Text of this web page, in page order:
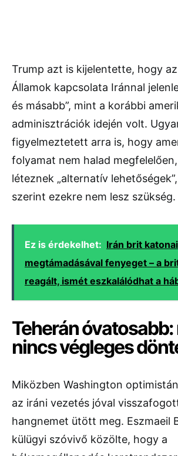
Trump azt is kijelentette, hogy
Államok kapcsolata Iránnal
és másabb”, mint a korábbi
adminisztrációk idején volt.
figyelmeztetett arra is, hogy
folyamat nem halad
léteznek „alternatív
szerint ezekre nem lesz szükség.
Ez is érdekelhet: Irán brit
megtámadásával fenyeget – a
reagált, ismét eszkalálódhat a
Teherán óvatosabb:
nincs végleges
Miközben Washington
az iráni vezetés jóval
hangnemet ütött meg. Eszmaeil
külügyi szóvivő közölte, hogy a